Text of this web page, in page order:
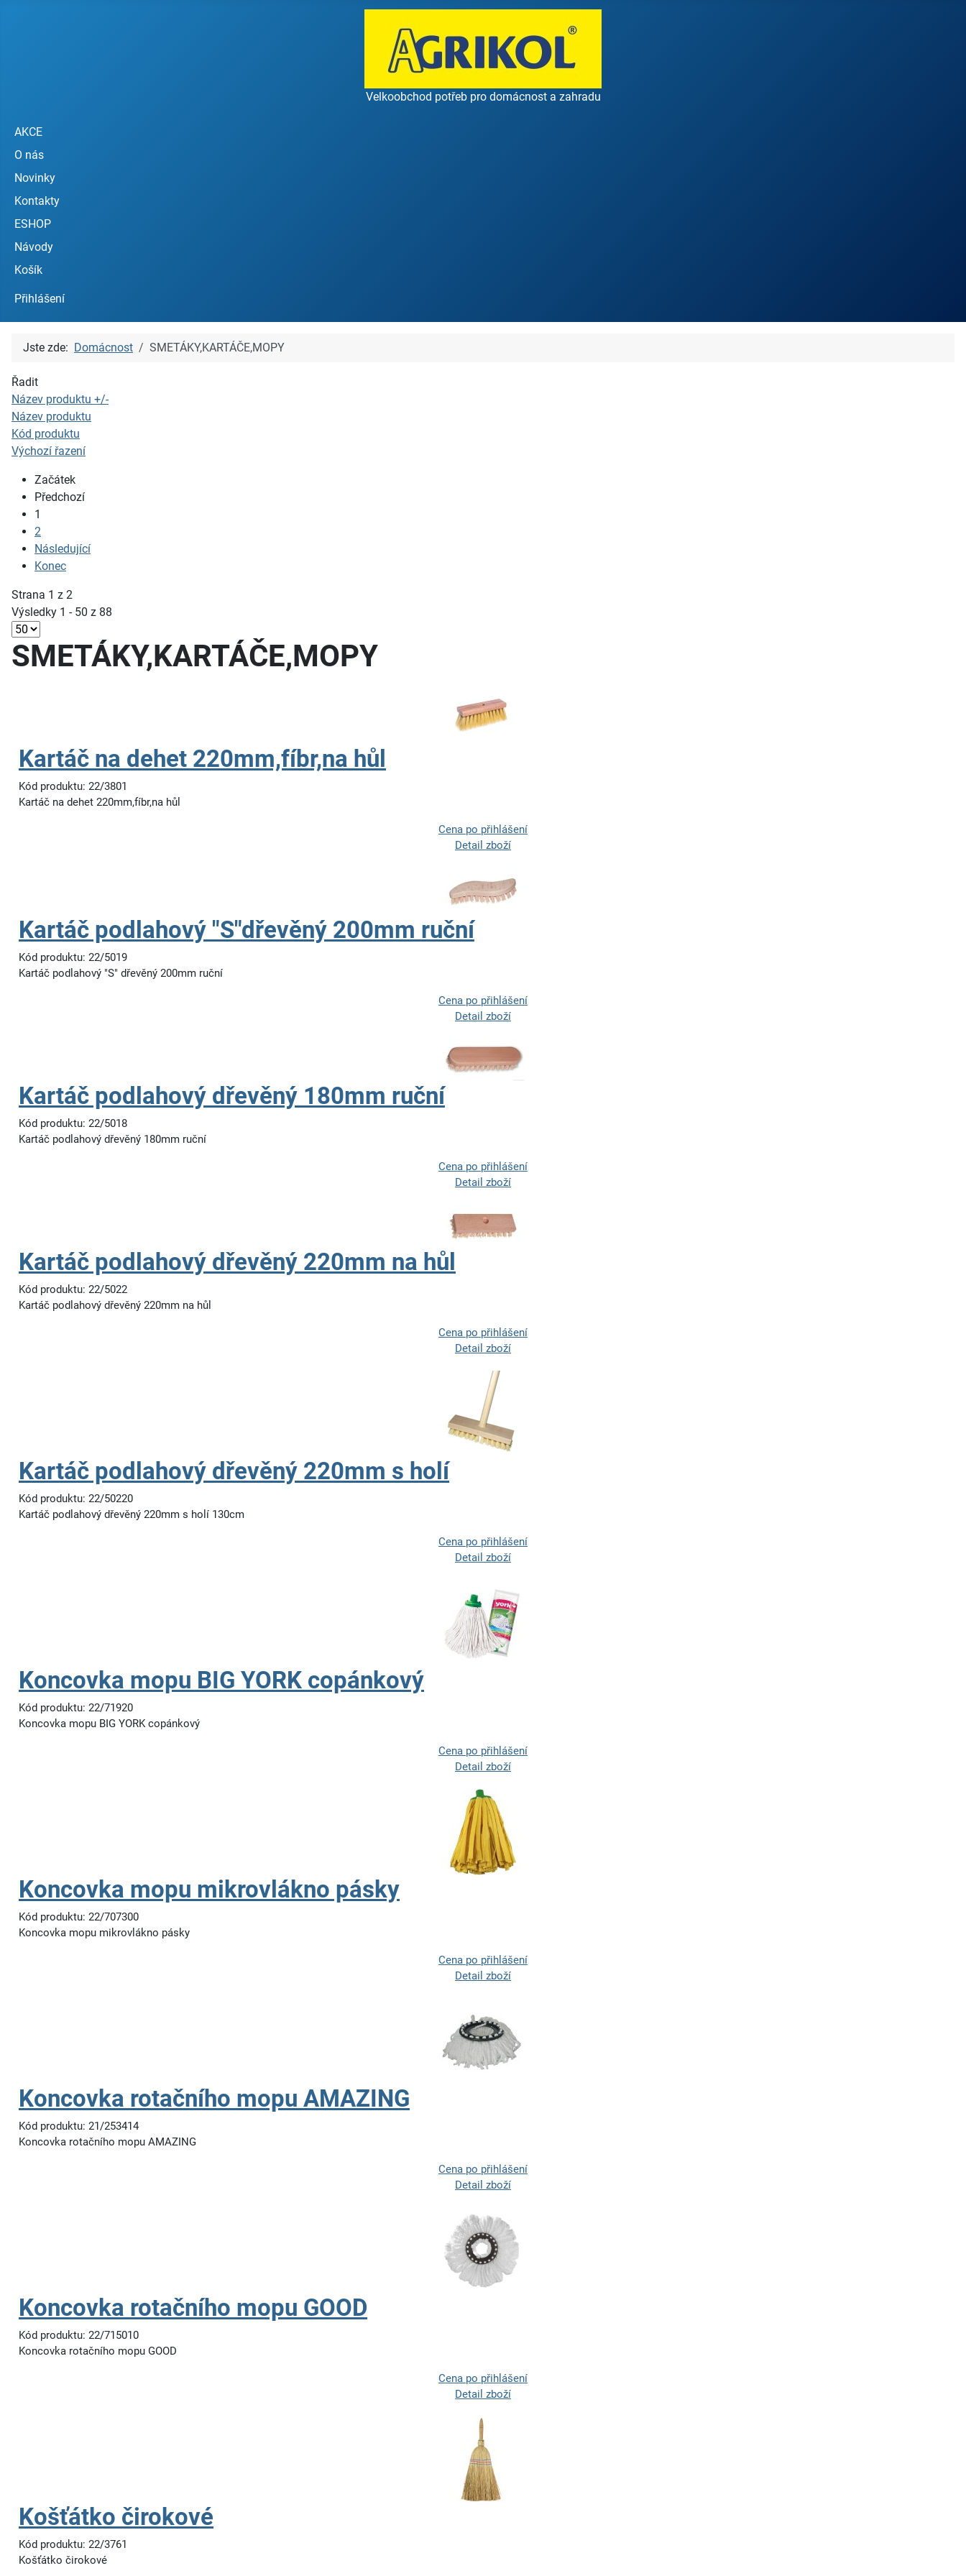
Velkoobchod potřeb pro domácnost a zahradu
AKCE
O nás
Novinky
Kontakty
ESHOP
Návody
Košík
Přihlášení
Jste zde: Domácnost SMETÁKY,KARTÁČE,MOPY
Řadit
Název produktu +/-
Název produktu
Kód produktu
Výchozí řazení
Začátek
Předchozí
1
2
Následující
Konec
Strana 1 z 2
Výsledky 1 - 50 z 88
SMETÁKY,KARTÁČE,MOPY
Kartáč na dehet 220mm,fíbr,na hůl
Kód produktu: 22/3801
Kartáč na dehet 220mm,fíbr,na hůl
Cena po přihlášení
Detail zboží
Kartáč podlahový "S"dřevěný 200mm ruční
Kód produktu: 22/5019
Kartáč podlahový "S" dřevěný 200mm ruční
Cena po přihlášení
Detail zboží
Kartáč podlahový dřevěný 180mm ruční
Kód produktu: 22/5018
Kartáč podlahový dřevěný 180mm ruční
Cena po přihlášení
Detail zboží
Kartáč podlahový dřevěný 220mm na hůl
Kód produktu: 22/5022
Kartáč podlahový dřevěný 220mm na hůl
Cena po přihlášení
Detail zboží
Kartáč podlahový dřevěný 220mm s holí
Kód produktu: 22/50220
Kartáč podlahový dřevěný 220mm s holí 130cm
Cena po přihlášení
Detail zboží
Koncovka mopu BIG YORK copánkový
Kód produktu: 22/71920
Koncovka mopu BIG YORK copánkový
Cena po přihlášení
Detail zboží
Koncovka mopu mikrovlákno pásky
Kód produktu: 22/707300
Koncovka mopu mikrovlákno pásky
Cena po přihlášení
Detail zboží
Koncovka rotačního mopu AMAZING
Kód produktu: 21/253414
Koncovka rotačního mopu AMAZING
Cena po přihlášení
Detail zboží
Koncovka rotačního mopu GOOD
Kód produktu: 22/715010
Koncovka rotačního mopu GOOD
Cena po přihlášení
Detail zboží
Košťátko čirokové
Kód produktu: 22/3761
Košťátko čirokové